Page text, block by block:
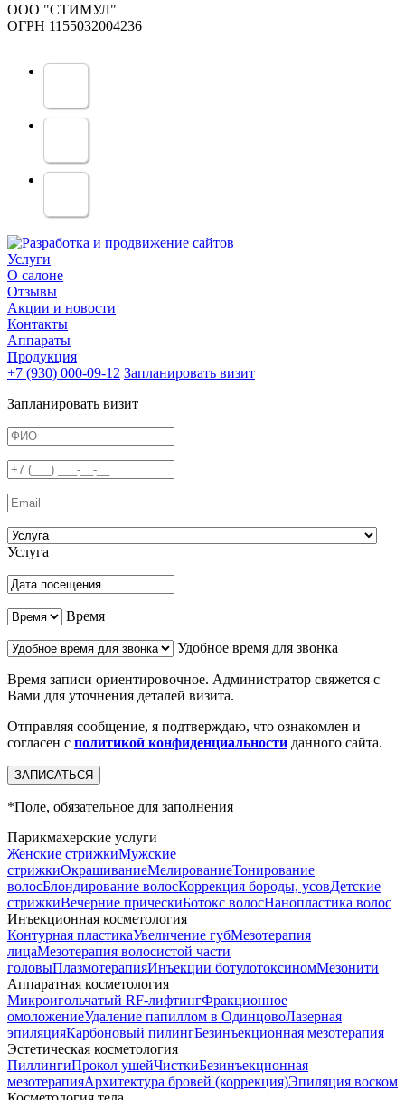
ООО "СТИМУЛ"
ОГРН 1155032004236
Услуги
О салоне
Отзывы
Акции и новости
Контакты
Аппараты
Продукция
+7 (930) 000-09-12 Запланировать визит
Запланировать визит
Услуга
Время
Удобное время для звонка
Время записи ориентировочное. Администратор свяжется с
Вами для уточнения деталей визита.
Отправляя сообщение, я подтверждаю, что ознакомлен и
согласен с политикой конфиденциальности данного сайта.
*Поле, обязательное для заполнения
Парикмахерские услуги
Женские стрижкиМужские
стрижкиОкрашиваниеМелированиеТонирование
волосБлондирование волосКоррекция бороды, усовДетские
стрижкиВечерние прическиБотокс волосНанопластика волос
Инъекционная косметология
Контурная пластикаУвеличение губМезотерапия
лицаМезотерапия волосистой части
головыПлазмотерапияИнъекции ботулотоксиномМезонити
Аппаратная косметология
Микроигольчатый RF-лифтингФракционное
омоложениеУдаление папиллом в ОдинцовоЛазерная
эпиляцияКарбоновый пилингБезинъекционная мезотерапия
Эстетическая косметология
ПиллингиПрокол ушейЧисткиБезинъeкционная
мезотерапияАрхитектура бровей (коррекция)Эпиляция воском